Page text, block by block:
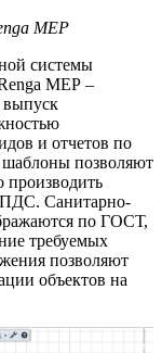
MEP
системы
МЕР –
выпуск
и отчетов по
шаблоны позволяют
производить
Санитарно-
по ГОСТ,
требуемых
позволяют
объектов на